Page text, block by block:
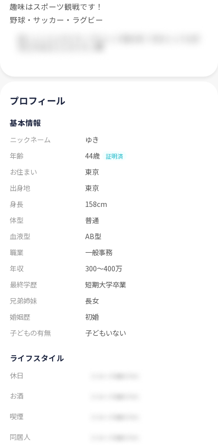
趣味はスポーツ観戦です！
野球・サッカー・ラグビー
プロフィール
基本情報
ニックネーム
ゆき
年齢
44歳 証明済
お住まい
東京
出身地
東京
身長
158cm
体型
普通
血液型
AB型
職業
一般事務
年収
300～400万
最終学歴
短期大学卒業
兄弟姉妹
長女
婚姻歴
初婚
子どもの有無
子どもいない
ライフスタイル
休日
お酒
喫煙
同居人